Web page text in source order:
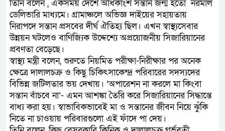
তিনি বলেন , একসময় দেশে অধিকাংশ সন্তান জন্ম হতো নরমাল
ডেলিভারি মাধ্যমে। গ্রামাঞ্চলে অভিজ্ঞ দাইয়ের সহায়তায়
নিরাপদে সন্তান প্রসবের দীর্ঘ ঐতিহ্য ছিল। এখন স্বাস্থ্যসেবার
উন্নয়ন ঘটলেও বাণিজ্যিক উদ্দেশ্যে অপ্রয়োজনীয় সিজারিয়ানের
প্রবণতা বেড়েছে।
স্বাস্থ্য মন্ত্রী বলেন, শুরুতে নিয়মিত পরীক্ষা-নিরীক্ষার পর অনেক
ক্ষেত্রে দালালচক্র ও কিছু চিকিৎসাকেন্দ্র পরিবারের সদস্যদের
বিভিন্ন জটিলতার ভয় দেখায়। ‘অপারেশন না করলে মা কিংবা
সন্তান বাঁচবে না’- এমন আশঙ্কা তৈরি করে সিজারিয়ানের সিদ্ধান্তে
বাধ্য করা হয়। স্বাভাবিকভাবেই মা ও সন্তানের জীবন নিয়ে ঝুঁকি
নিতে না চাওয়ায় পরিবারগুলো এই ফাঁদে পা দেয়।